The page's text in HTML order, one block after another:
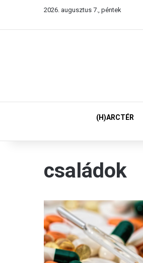
2026. augusztus 7., péntek
(H)ARCTÉR
családok